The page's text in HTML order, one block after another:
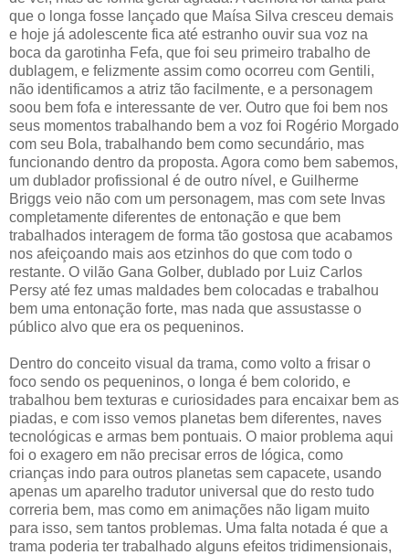
que o longa fosse lançado que Maísa Silva cresceu demais
e hoje já adolescente fica até estranho ouvir sua voz na
boca da garotinha Fefa, que foi seu primeiro trabalho de
dublagem, e felizmente assim como ocorreu com Gentili,
não identificamos a atriz tão facilmente, e a personagem
soou bem fofa e interessante de ver. Outro que foi bem nos
seus momentos trabalhando bem a voz foi Rogério Morgado
com seu Bola, trabalhando bem como secundário, mas
funcionando dentro da proposta. Agora como bem sabemos,
um dublador profissional é de outro nível, e Guilherme
Briggs veio não com um personagem, mas com sete Invas
completamente diferentes de entonação e que bem
trabalhados interagem de forma tão gostosa que acabamos
nos afeiçoando mais aos etzinhos do que com todo o
restante. O vilão Gana Golber, dublado por Luiz Carlos
Persy até fez umas maldades bem colocadas e trabalhou
bem uma entonação forte, mas nada que assustasse o
público alvo que era os pequeninos.
Dentro do conceito visual da trama, como volto a frisar o
foco sendo os pequeninos, o longa é bem colorido, e
trabalhou bem texturas e curiosidades para encaixar bem as
piadas, e com isso vemos planetas bem diferentes, naves
tecnológicas e armas bem pontuais. O maior problema aqui
foi o exagero em não precisar erros de lógica, como
crianças indo para outros planetas sem capacete, usando
apenas um aparelho tradutor universal que do resto tudo
correria bem, mas como em animações não ligam muito
para isso, sem tantos problemas. Uma falta notada é que a
trama poderia ter trabalhado alguns efeitos tridimensionais,